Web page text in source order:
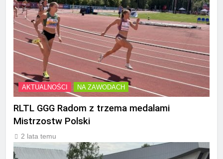
AKTUALNOŚCI NA ZAWODACH
RLTL GGG Radom z trzema medalami
Mistrzostw Polski
2 lata temu